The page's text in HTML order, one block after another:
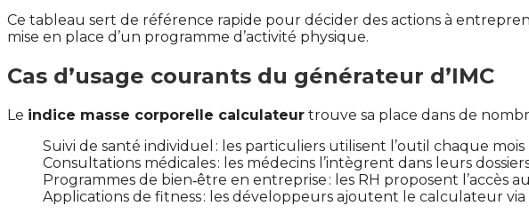
Ce tableau sert de référence rapide pour décider des actions à
mise en place d’un programme d’activité physique.
Cas d’usage courants du générateur d’IMC
Le indice masse corporelle calculateur trouve sa place dans de
Suivi de santé individuel : les particuliers utilisent l’outil chaque
Consultations médicales : les médecins l’intègrent dans leurs
Programmes de bien‑être en entreprise : les RH proposent l’accès
Applications de fitness : les développeurs ajoutent le calculateur via